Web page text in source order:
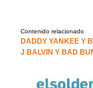
Contenido relacionado
DADDY YANKEE Y
J BALVIN Y BAD